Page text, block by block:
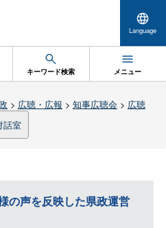
Language
キーワード検索 メニュー
> 広聴・広報 > 知事広聴会 > 広聴
話室
の声を反映した県政運営